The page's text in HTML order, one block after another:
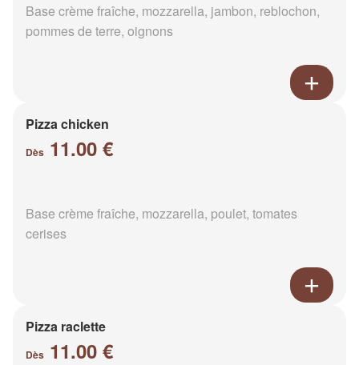
Base crème fraîche, mozzarella, jambon, reblochon,
pommes de terre, oignons
Pizza chicken
Dès 11.00 €
Base crème fraîche, mozzarella, poulet, tomates
cerises
Pizza raclette
Dès 11.00 €